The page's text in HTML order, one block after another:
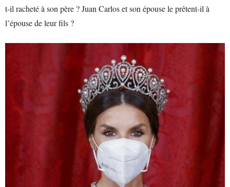
t-il racheté à son père ? Juan Carlos et son épouse le prêtent-il à
l’épouse de leur fils ?